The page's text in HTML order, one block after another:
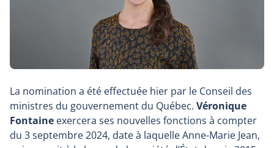
La nomination a été effectuée hier par le Conseil des
ministres du gouvernement du Québec. Véronique
Fontaine exercera ses nouvelles fonctions à compter
du 3 septembre 2024, date à laquelle Anne-Marie Jean,